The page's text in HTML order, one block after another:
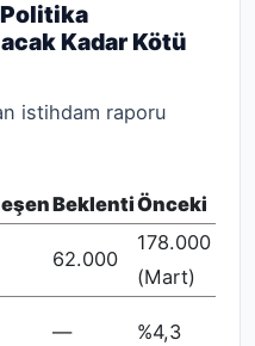
Kadar Kötü
istihdam raporu
BeklentiÖnceki
62.000
178.000
(Mart)
— %4,3